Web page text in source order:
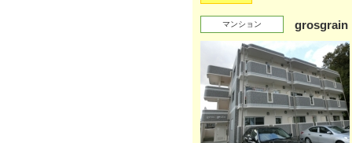
マンション grosgrain